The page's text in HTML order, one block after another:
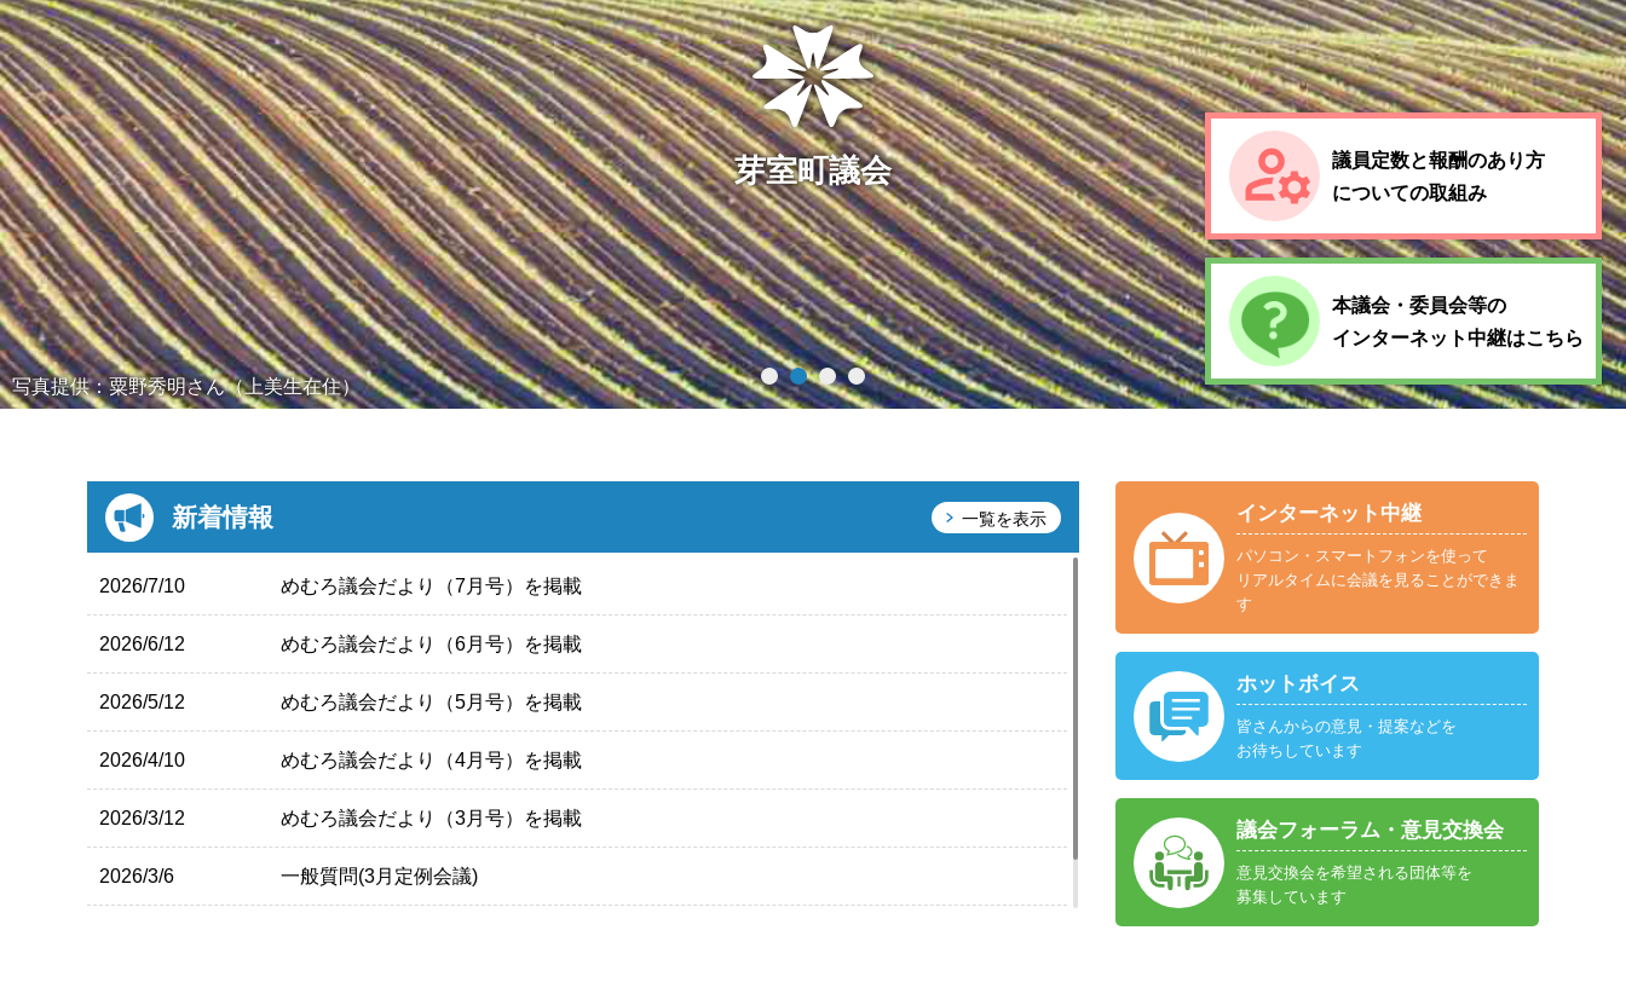
芽室町議会
議員定数と報酬のあり方
についての取組み
本議会・委員会等の
インターネット中継はこちら
写真提供：粟野秀明さん（上美生在住）
新着情報 一覧を表示
2026/7/10 めむろ議会だより（7月号）を掲載
2026/6/12 めむろ議会だより（6月号）を掲載
2026/5/12 めむろ議会だより（5月号）を掲載
2026/4/10 めむろ議会だより（4月号）を掲載
2026/3/12 めむろ議会だより（3月号）を掲載
2026/3/6 一般質問(3月定例会議)
インターネット中継
パソコン・スマートフォンを使って
リアルタイムに会議を見ることができま
す
ホットボイス
皆さんからの意見・提案などを
お待ちしています
議会フォーラム・意見交換会
意見交換会を希望される団体等を
募集しています